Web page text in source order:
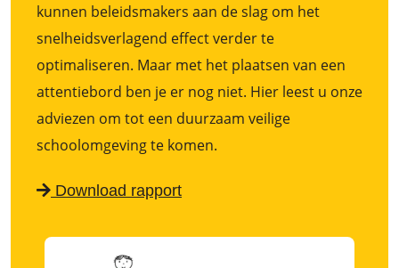
kunnen beleidsmakers aan de slag om het
snelheidsverlagend effect verder te
optimaliseren. Maar met het plaatsen van een
attentiebord ben je er nog niet. Hier leest u onze
adviezen om tot een duurzaam veilige
schoolomgeving te komen.
Download rapport